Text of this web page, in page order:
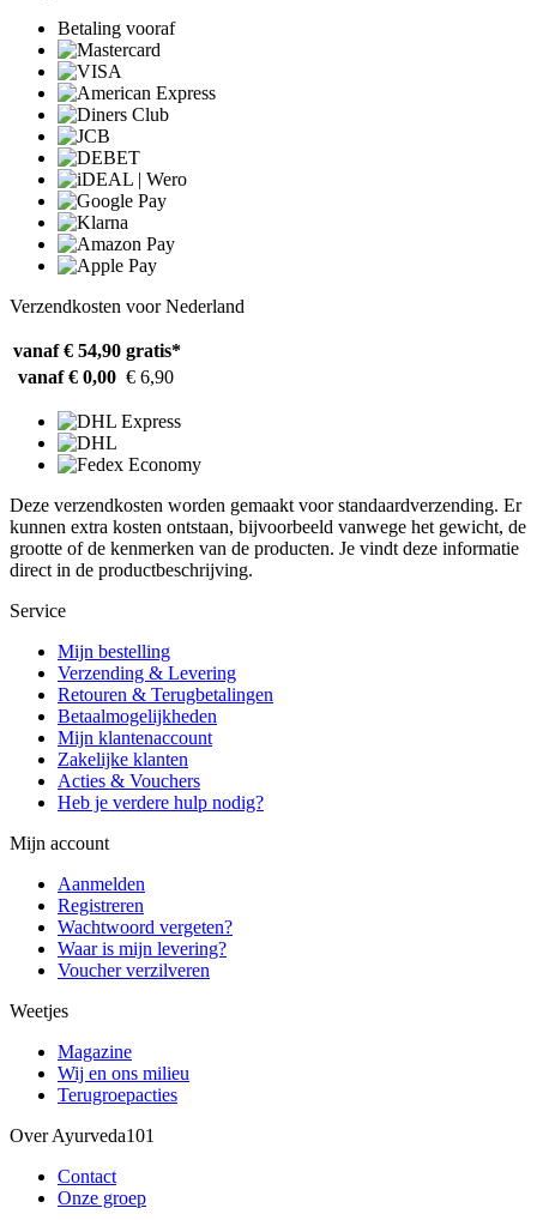
Betaling vooraf
Verzendkosten voor Nederland
vanaf € 54,90 gratis*
vanaf € 0,00 € 6,90
Deze verzendkosten worden gemaakt voor standaardverzending. Er
kunnen extra kosten ontstaan, bijvoorbeeld vanwege het gewicht, de
grootte of de kenmerken van de producten. Je vindt deze informatie
direct in de productbeschrijving.
Service
Mijn bestelling
Verzending & Levering
Retouren & Terugbetalingen
Betaalmogelijkheden
Mijn klantenaccount
Zakelijke klanten
Acties & Vouchers
Heb je verdere hulp nodig?
Mijn account
Aanmelden
Registreren
Wachtwoord vergeten?
Waar is mijn levering?
Voucher verzilveren
Weetjes
Magazine
Wij en ons milieu
Terugroepacties
Over Ayurveda101
Contact
Onze groep